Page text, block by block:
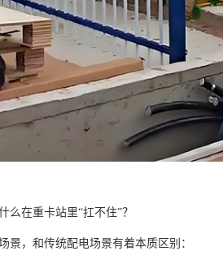
么在重卡站里“扛不住”？
景，和传统配电场景有着本质区别：